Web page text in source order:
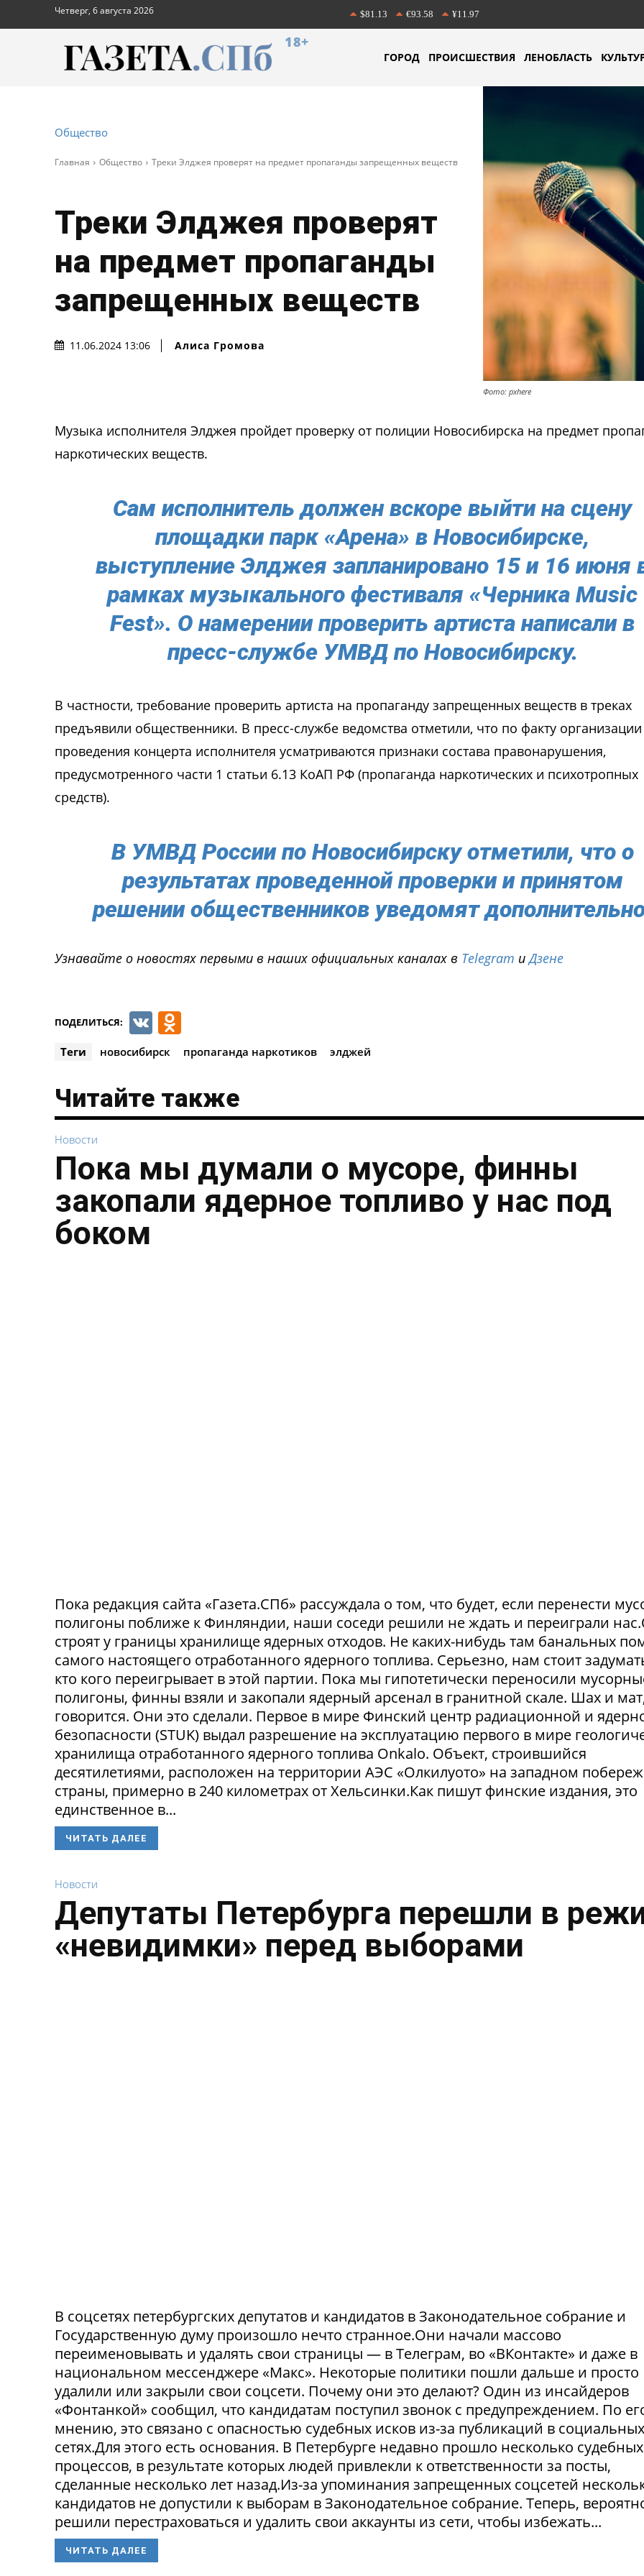
Четверг, 6 августа 2026 $81.13 €93.58 ¥11.97
18+
ГОРОД ПРОИСШЕСТВИЯ ЛЕНОБЛАСТЬ
Общество
Главная Общество Треки Элджея проверят на предмет пропаганды запрещенных веществ
Треки Элджея проверят
на предмет пропаганды
запрещенных веществ
11.06.2024 13:06 Алиса Громова
Фото: pxhere
Музыка исполнителя Элджея пройдет проверку от полиции Новосибирска на предмет
наркотических веществ.
Сам исполнитель должен вскоре выйти на сцену
площадки парк «Арена» в Новосибирске,
выступление Элджея запланировано 15 и 16 июня
рамках музыкального фестиваля «Черника Music
Fest». О намерении проверить артиста написали в
пресс-службе УМВД по Новосибирску.
В частности, требование проверить артиста на пропаганду запрещенных веществ в треках
предъявили общественники. В пресс-службе ведомства отметили, что по факту организации
проведения концерта исполнителя усматриваются признaки состава правонарушения,
предусмотренного части 1 статьи 6.13 КоАП РФ (пропаганда наркотических и психотропных
средств).
В УМВД России по Новосибирску отметили, что о
результатах проведенной проверки и принятом
решении общественников уведомят
Узнавайте о новостях первыми в наших официальных каналах в Telegram иДзене
ПОДЕЛИТЬСЯ: VK
Теги новосибирск пропаганда наркотиков элджей
Читайте также
Новости
Пока мы думали о мусоре, финны
закопали ядерное топливо у нас под
боком
Пока редакция сайта «Газета.СПб» рассуждала о том, что будет, если перенести
полигоны поближе к Финляндии, наши соседи решили не ждать и переиграли
строят у границы хранилище ядерных отходов. Не каких-нибудь там банальных
самого настоящего отработанного ядерного топлива. Серьезно, нам стоит
кто кого переигрывает в этой партии. Пока мы гипотетически переносили
полигоны, финны взяли и закопали ядерный арсенал в гранитной скале. Шах и
говорится. Они это сделали. Первое в мире Финский центр радиационной и
безопасности (STUK) выдал разрешение на эксплуатацию первого в мире
хранилища отработанного ядерного топлива Onkalo. Объект, строившийся
десятилетиями, расположен на территории АЭС «Олкилуото» на западном
страны, примерно в 240 километрах от Хельсинки.Как пишут финские издания, это
единственное в...
ЧИТАТЬ ДАЛЕЕ
Новости
Депутаты Петербурга перешли в
«невидимки» перед выборами
В соцсетях петербургских депутатов и кандидатов в Законодательное собрание и
Государственную думу произошло нечто странное.Они начали массово
переименовывать и удалять свои страницы — в Телеграм, во «ВКонтакте» и даже в
национальном мессенджере «Макс». Некоторые политики пошли дальше и просто
удалили или закрыли свои соцсети. Почему они это делают? Один из инсайдеров
«Фонтанкой» сообщил, что кандидатам поступил звонок с предупреждением. По
мнению, это связано с опасностью судебных исков из-за публикаций в социальных
сетях.Для этого есть основания. В Петербурге недавно прошло несколько судебных
процессов, в результате которых людей привлекли к ответственности за посты,
сделанные несколько лет назад.Из-за упоминания запрещенных соцсетей
кандидатов не допустили к выборам в Законодательное собрание. Теперь,
решили перестраховаться и удалить свои аккаунты из сети, чтобы избежать...
ЧИТАТЬ ДАЛЕЕ